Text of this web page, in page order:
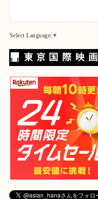
Select Language ▼